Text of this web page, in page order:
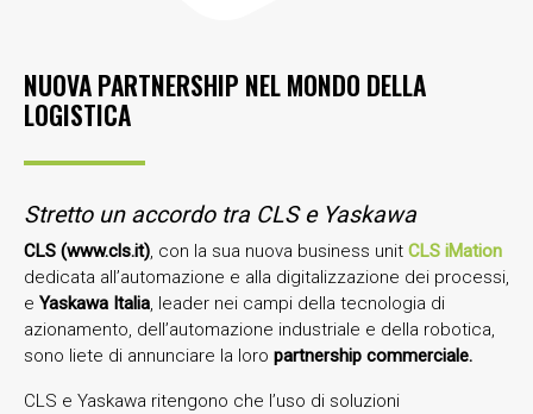
NUOVA PARTNERSHIP NEL MONDO DELLA
LOGISTICA
Stretto un accordo tra CLS e Yaskawa
CLS (www.cls.it), con la sua nuova business unit CLS iMation
dedicata all’automazione e alla digitalizzazione dei processi,
e Yaskawa Italia, leader nei campi della tecnologia di
azionamento, dell’automazione industriale e della robotica,
sono liete di annunciare la loro partnership commerciale.
CLS e Yaskawa ritengono che l’uso di soluzioni